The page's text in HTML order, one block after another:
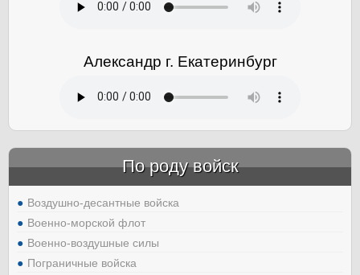
Александр г. Екатеринбург
По роду войск
Воздушно-десантные войска
Военно-морской флот
Военно-воздушные силы
Пограничные войска